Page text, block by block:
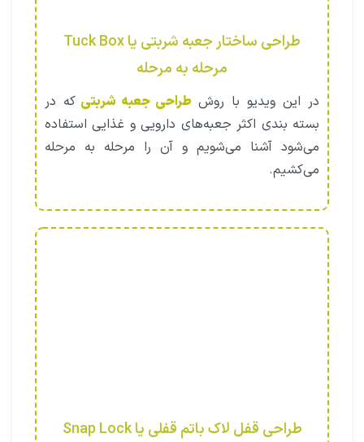
طراحی ساختار جعبه شربتی یا Tuck Box
مرحله به مرحله
در این ویدیو با روش طراحی جعبه شربتیکه در
بسته بندی اکثر جعبه‌های دارویی و غذایی استفاده
می‌شود آشنا می‌شویم و آن را مرحله به مرحله
می‌کشیم.
طراحی قفل لاک باتم قفلی یا Snap Lock